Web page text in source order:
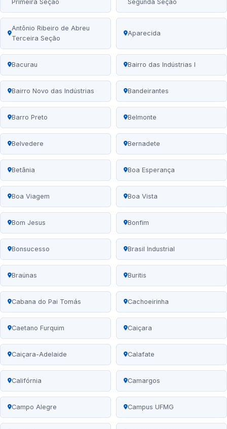
Primeira Seção Segunda Seção
Antônio Ribeiro de Abreu
Terceira Seção
Aparecida
Bacurau Bairro das Indústrias I
Bairro Novo das Indústrias Bandeirantes
Barro Preto Belmonte
Belvedere Bernadete
Betânia Boa Esperança
Boa Viagem Boa Vista
Bom Jesus Bonfim
Bonsucesso Brasil Industrial
Braúnas Buritis
Cabana do Pai Tomás Cachoeirinha
Caetano Furquim Caiçara
Caiçara-Adelaide Calafate
Califórnia Camargos
Campo Alegre Campus UFMG